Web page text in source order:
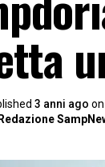
3 anni ago on
Redazione